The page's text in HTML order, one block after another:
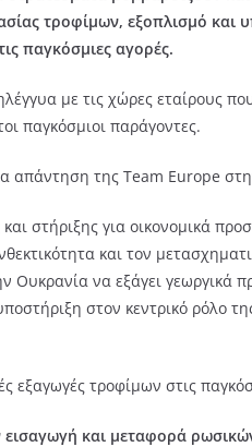
τροφίμων, εξοπλισμό
παγκόσμιες αγορές.
με τις χώρες εταίρους
παγκόσμιοι παράγοντες.
απάντηση της Team Europe
στήριξης για οικονομικά
και τον
να εξάγει γεωργικά
στον κεντρικό ρόλο
εξαγωγές τροφίμων στις
και μεταφορά